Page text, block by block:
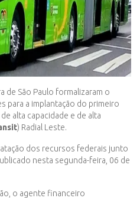
de São Paulo formalizaram o
para a implantação do primeiro
de alta capacidade e de alta
) Radial Leste.
dos recursos federais junto
nesta segunda-feira, 06 de
o agente financeiro